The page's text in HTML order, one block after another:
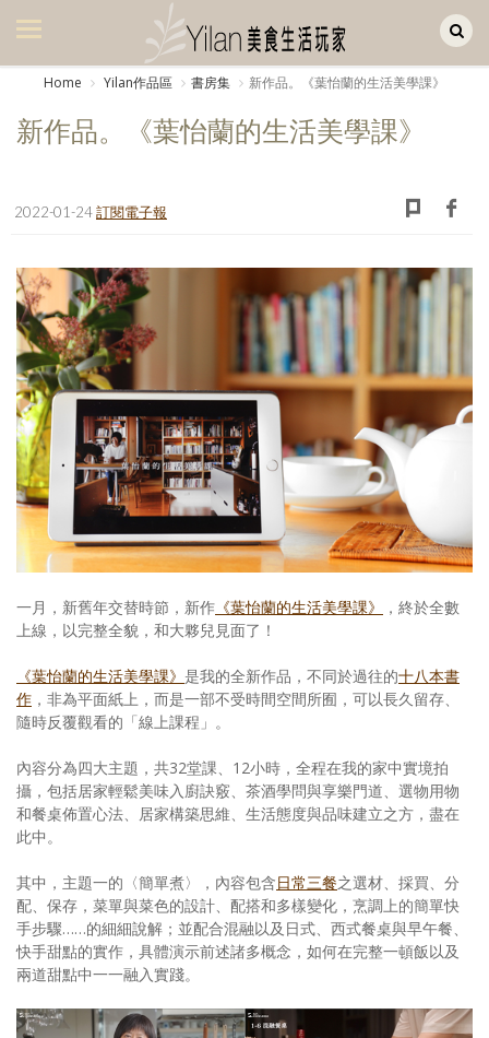
美食集
生活風
書房集
日記簿
餐桌週記
享樂隨手拍
照相簿
影音區
創意出版服務
關於Yilan
活動實況記錄
媒體報導一覽
合作與代言
訂閱電子報
Home Yilan作品區 書房集 新作品。《葉怡蘭的生活美學課》
新作品。《葉怡蘭的生活美學課》
2022-01-24訂閱電子報
一月，新舊年交替時節，新作 《葉怡蘭的生活美學課》
，終於全數
上線，以完整全貌，和大夥兒見面了！
《葉怡蘭的生活美學課》 是我的全新作品，不同於過往的十八本書
作 ，非為平面紙上，而是一部不受時間空間所囿，可以長久留存、
隨時反覆觀看的「線上課程」。
內容分為四大主題，共32堂課、12小時，全程在我的家中實境拍
攝，包括居家輕鬆美味入廚訣竅、茶酒學問與享樂門道、選物用物
和餐桌佈置心法、居家構築思維、生活態度與品味建立之方，盡在
此中。
其中，主題一的〈簡單煮〉，內容包含日常三餐之選材、採買、分
配、保存，菜單與菜色的設計、配搭和多樣變化，烹調上的簡單快
手步驟……的細細說解；並配合混融以及日式、西式餐桌與早午餐、
快手甜點的實作，具體演示前述諸多概念，如何在完整一頓飯以及
兩道甜點中一一融入實踐。